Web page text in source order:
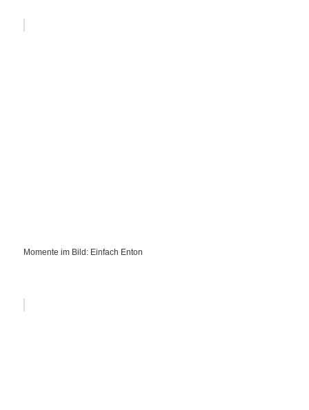
Momente im Bild: Einfach Enton